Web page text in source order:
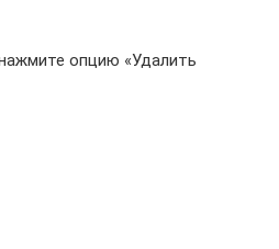
опцию «Удалить